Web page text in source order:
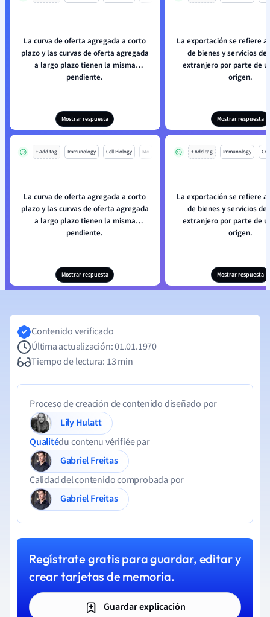
La curva de oferta agregada a corto
plazo y las curvas de oferta agregada
a largo plazo tienen la misma
pendiente.
Mostrar respuesta
La exportación se refiere
de bienes y servicios de
extranjero por parte de
origen.
Mostrar respuesta
+ Add tag Immunology Cell Biology Mo
La curva de oferta agregada a corto
plazo y las curvas de oferta agregada
a largo plazo tienen la misma
pendiente.
Mostrar respuesta
+ Add tag Immunology
La exportación se refiere
de bienes y servicios de
extranjero por parte de
origen.
Mostrar respuesta
Contenido verificado
Última actualización: 01.01.1970
Tiempo de lectura: 13 min
Proceso de creación de contenido diseñado por
Lily Hulatt
Qualitédu contenu vérifiée par
Gabriel Freitas
Calidad del contenido comprobada por
Gabriel Freitas
Regístrate gratis para guardar, editar y
crear tarjetas de memoria.
Guardar explicación